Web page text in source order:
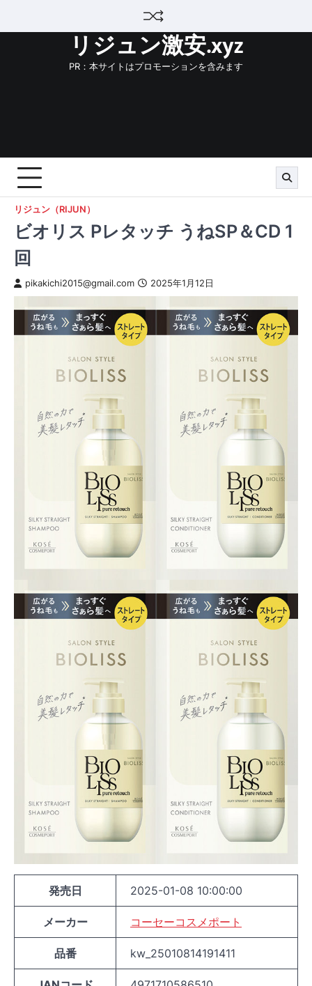
リジュン激安.xyz
PR：本サイトはプロモーションを含みます
リジュン（RIJUN）
ビオリス Pレタッチ うねSP＆CD 1
回
pikakichi2015@gmail.com 2025年1月12日
発売日 2025-01-08 10:00:00
メーカー コーセーコスメポート
品番 kw_25010814191411